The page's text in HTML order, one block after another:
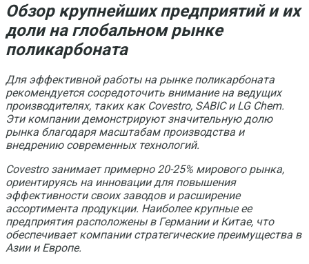
Обзор крупнейших предприятий и их
доли на глобальном рынке
поликарбоната
Для эффективной работы на рынке поликарбоната
рекомендуется сосредоточить внимание на ведущих
производителях, таких как Covestro, SABIC и LG Chem.
Эти компании демонстрируют значительную долю
рынка благодаря масштабам производства и
внедрению современных технологий.
Covestro занимает примерно 20-25% мирового рынка,
ориентируясь на инновации для повышения
эффективности своих заводов и расширение
ассортимента продукции. Наиболее крупные ее
предприятия расположены в Германии и Китае, что
обеспечивает компании стратегические преимущества в
Азии и Европе.